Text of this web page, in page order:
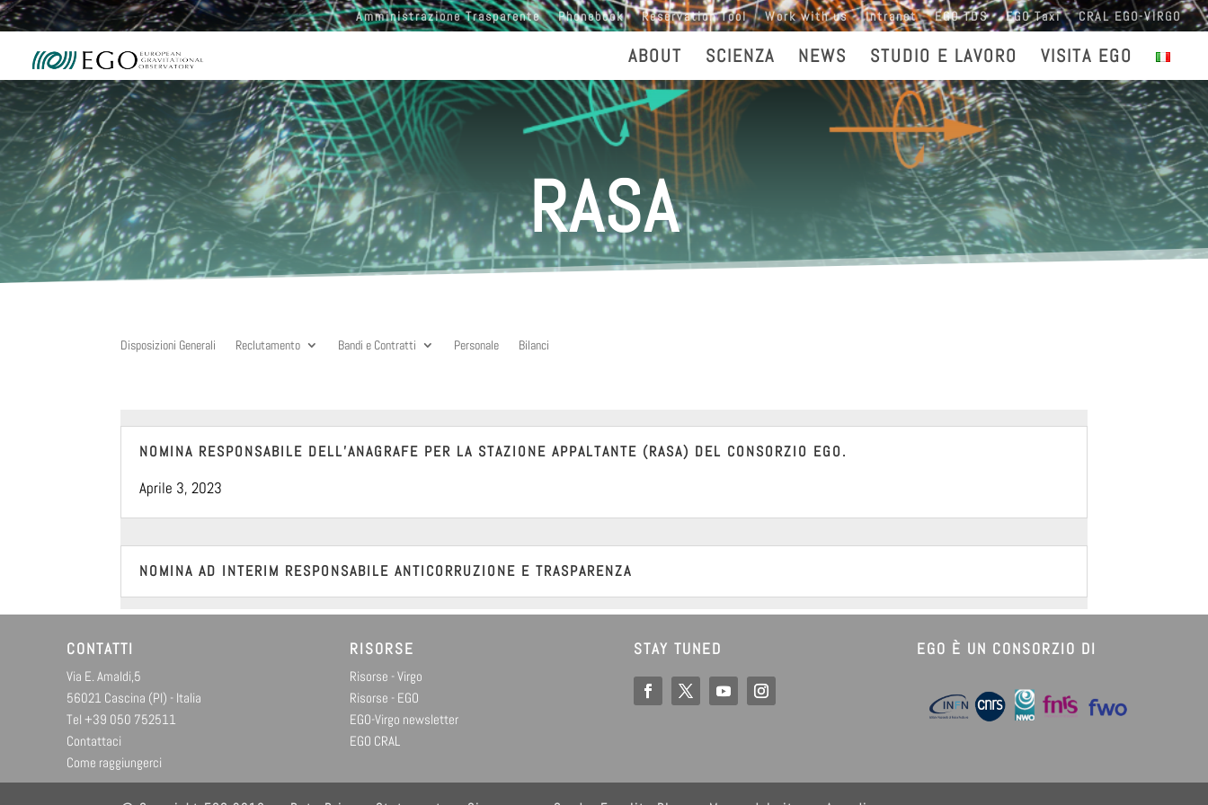
Amministrazione Trasparente Phonebook Reservation Tool Work with us Intranet EGO TDS EGO Taxi CRAL EGO-VIRGO
ABOUT SCIENZA NEWS STUDIO E LAVORO VISITA EGO
RASA
Disposizioni Generali Reclutamento Bandi e Contratti Personale Bilanci
NOMINA RESPONSABILE DELL’ANAGRAFE PER LA STAZIONE APPALTANTE (RASA) DEL CONSORZIO EGO.
Aprile 3, 2023
NOMINA AD INTERIM RESPONSABILE ANTICORRUZIONE E TRASPARENZA
CONTATTI
Via E. Amaldi,5
56021 Cascina (PI) - Italia
Tel +39 050 752511
Contattaci
Come raggiungerci
RISORSE
Risorse - Virgo
Risorse - EGO
EGO-Virgo newsletter
EGO CRAL
STAY TUNED EGO È UN CONSORZIO DI